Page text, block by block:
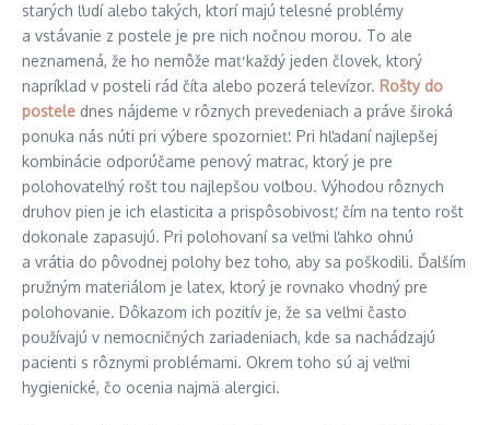
starých ľudí alebo takých, ktorí majú telesné problémy
a vstávanie z postele je pre nich nočnou morou. To ale
neznamená, že ho nemôže mať každý jeden človek, ktorý
napríklad v posteli rád číta alebo pozerá televízor. Rošty do
postele dnes nájdeme v rôznych prevedeniach a práve široká
ponuka nás núti pri výbere spozornieť. Pri hľadaní najlepšej
kombinácie odporúčame penový matrac, ktorý je pre
polohovateľný rošt tou najlepšou voľbou. Výhodou rôznych
druhov pien je ich elasticita a prispôsobivosť, čím na tento rošt
dokonale zapasujú. Pri polohovaní sa veľmi ľahko ohnú
a vrátia do pôvodnej polohy bez toho, aby sa poškodili. Ďalším
pružným materiálom je latex, ktorý je rovnako vhodný pre
polohovanie. Dôkazom ich pozitív je, že sa veľmi často
používajú v nemocničných zariadeniach, kde sa nachádzajú
pacienti s rôznymi problémami. Okrem toho sú aj veľmi
hygienické, čo ocenia najmä alergici.